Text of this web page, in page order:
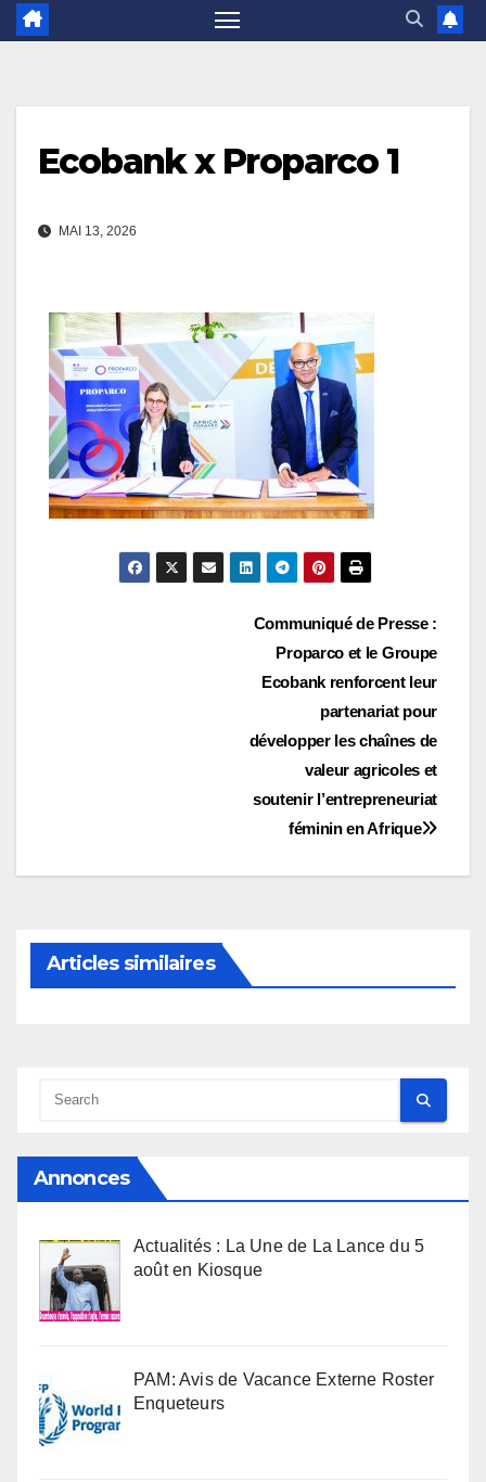
Ecobank x Proparco 1
MAI 13, 2026
Communiqué de Presse :
Proparco et le Groupe
Ecobank renforcent leur
partenariat pour
développer les chaînes de
valeur agricoles et
soutenir l’entrepreneuriat
féminin en Afrique
Articles similaires
Annonces
Actualités : La Une de La Lance du 5
août en Kiosque
PAM: Avis de Vacance Externe Roster
Enqueteurs